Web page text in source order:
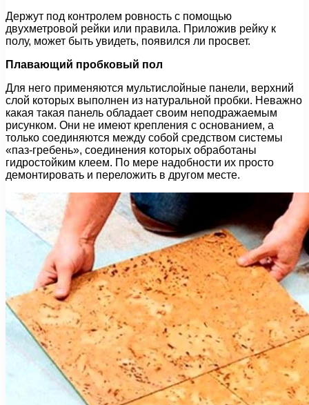
Держут под контролем ровность с помощью
двухметровой рейки или правила. Приложив рейку к
полу, может быть увидеть, появился ли просвет.
Плавающий пробковый пол
Для него применяются мультислойные панели, верхний
слой которых выполнен из натуральной пробки. Неважно
какая такая панель обладает своим неподражаемым
рисунком. Они не имеют крепления с основанием, а
только соединяются между собой средством системы
«паз-гребень», соединения которых обработаны
гидростойким клеем. По мере надобности их просто
демонтировать и переложить в другом месте.